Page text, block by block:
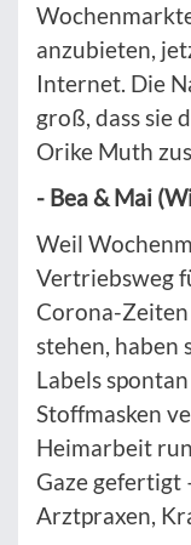
anzubieten,
Internet. Die
groß, dass sie
Orike Muth
- Bea & Mai
Weil
Vertriebsweg
Corona-
stehen, haben
Labels
Stoffmasken
Heimarbeit
Gaze gefertigt
Arztpraxen,